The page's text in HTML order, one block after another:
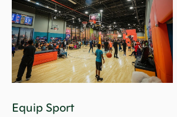
Equip Sport